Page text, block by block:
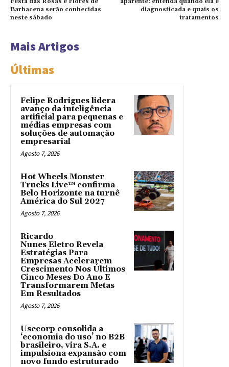
Barbacena serão conhecidas
neste sábado
diagnosticada e quais os
tratamentos
Mais Artigos
Últimas
Felipe Rodrigues lidera
avanço da inteligência
artificial para pequenas e
médias empresas com
soluções de automação
empresarial
Agosto 7, 2026
Hot Wheels Monster
Trucks Live™ confirma
Belo Horizonte na turnê
América do Sul 2027
Agosto 7, 2026
Ricardo
Nunes Eletro Revela
Estratégias Para
Empresas Acelerarem
Crescimento Nos Últimos
Cinco Meses Do Ano E
Transformarem Metas
Em Resultados
Agosto 7, 2026
Usecorp consolida a
‘economia do uso’ no B2B
brasileiro, vira S.A. e
impulsiona expansão com
novo fundo estruturado